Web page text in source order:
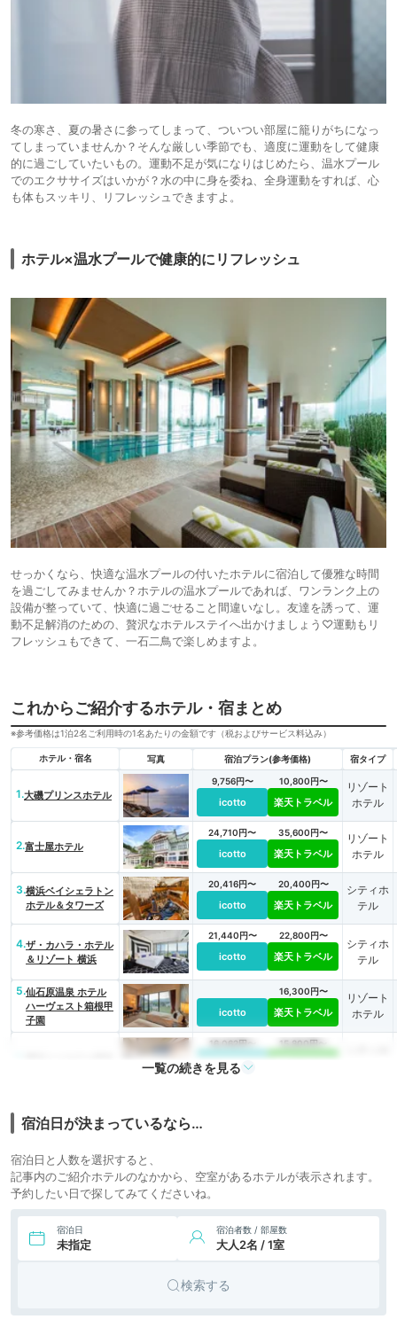
冬の寒さ、夏の暑さに参ってしまって、ついつい部屋に籠りがちになっ
てしまっていませんか？そんな厳しい季節でも、適度に運動をして健康
的に過ごしていたいもの。運動不足が気になりはじめたら、温水プール
でのエクササイズはいかが？水の中に身を委ね、全身運動をすれば、心
も体もスッキリ、リフレッシュできますよ。
ホテル×温水プールで健康的にリフレッシュ
せっかくなら、快適な温水プールの付いたホテルに宿泊して優雅な時間
を過ごしてみませんか？ホテルの温水プールであれば、ワンランク上の
設備が整っていて、快適に過ごせること間違いなし。友達を誘って、運
動不足解消のための、贅沢なホテルステイへ出かけましょう♡運動もリ
フレッシュもできて、一石二鳥で楽しめますよ。
これからご紹介するホテル・宿まとめ
※参考価格は1泊2名ご利用時の1名あたりの金額です（税およびサービス料込み）
ホテル・宿名 写真 宿泊プラン(参考価格) 宿タイプ
1.大磯プリンスホテル
9,756円〜
icotto
10,800円〜
楽天トラベル
リゾート
ホテル
2.富士屋ホテル
24,710円〜
icotto
35,600円〜
楽天トラベル
リゾート
ホテル
3.横浜ベイシェラトン
ホテル＆タワーズ
20,416円〜
icotto
20,400円〜
楽天トラベル
シティホ
テル
4.ザ・カハラ・ホテル
＆リゾート 横浜
21,440円〜
icotto
22,800円〜
楽天トラベル
シティホ
テル
5.仙石原温泉 ホテル
ハーヴェスト箱根甲
子園
icotto
16,300円〜
楽天トラベル
リゾート
ホテル
16,062円〜
icotto
15,800円〜
ート＆スパ
8.マホロバ・マインズ
三浦
icotto 楽天トラベル
ホテル
9.
インターコンチネン
タル ホテル
16,925円〜
icotto 楽天トラベル
シティホ
10.ウェスティンホテ
icotto
シティホ
一覧の続きを見る
宿泊日が決まっているなら…
宿泊日と人数を選択すると、
記事内のご紹介ホテルのなかから、空室があるホテルが表示されます。
予約したい日で探してみてくださいね。
宿泊日
未指定
宿泊者数 / 部屋数
大人2名 / 1室
検索する